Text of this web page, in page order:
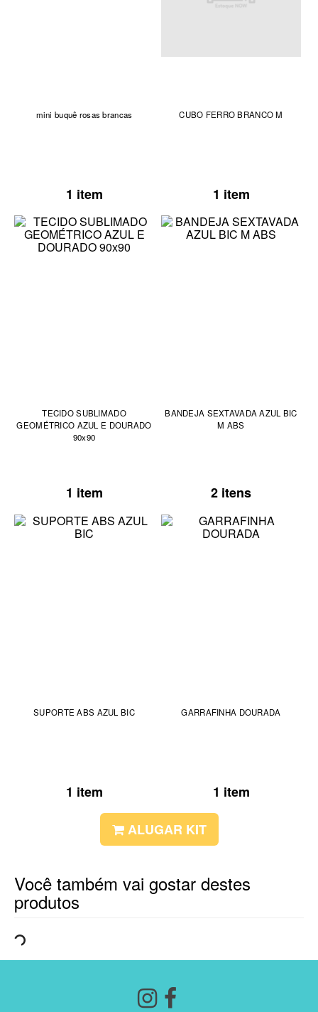
mini buquê rosas brancas
1 item
CUBO FERRO BRANCO M
1 item
TECIDO SUBLIMADO
GEOMÉTRICO AZUL E DOURADO
90x90
1 item
BANDEJA SEXTAVADA AZUL BIC
M ABS
2 itens
SUPORTE ABS AZUL BIC
1 item
GARRAFINHA DOURADA
1 item
ALUGAR KIT
Você também vai gostar destes
produtos